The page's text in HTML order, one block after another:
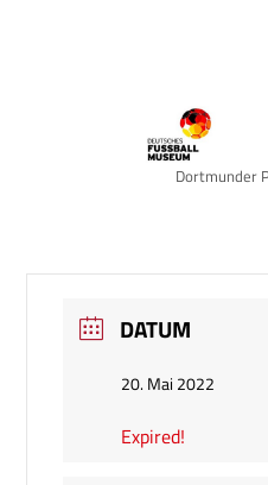
Dortmunder
DATUM
20. Mai 2022
Expired!